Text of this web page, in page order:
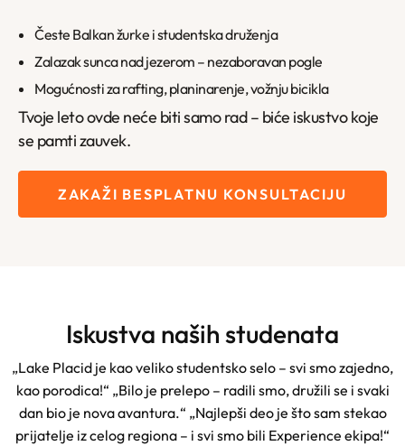
Česte Balkan žurke i studentska druženja
Zalazak sunca nad jezerom – nezaboravan pogle
Mogućnosti za rafting, planinarenje, vožnju bicikla
Tvoje leto ovde neće biti samo rad – biće iskustvo koje
se pamti zauvek.
ZAKAŽI BESPLATNU KONSULTACIJU
Iskustva naših studenata
„Lake Placid je kao veliko studentsko selo – svi smo zajedno,
kao porodica!“ „Bilo je prelepo – radili smo, družili se i svaki
dan bio je nova avantura.“ „Najlepši deo je što sam stekao
prijatelje iz celog regiona – i svi smo bili Experience ekipa!“